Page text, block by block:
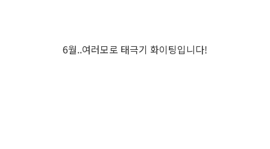
6월..여러모로 태극기 화이팅입니다!